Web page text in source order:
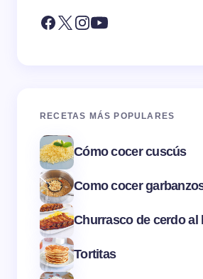
RECETAS MÁS POPULARES
Cómo cocer cuscús
Como cocer
Churrasco de cerdo al
Tortitas